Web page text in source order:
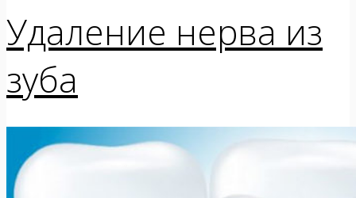
Удаление нерва из
зуба